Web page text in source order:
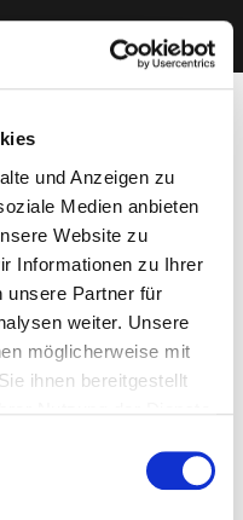
und Anzeigen zu
Medien anbieten
Website zu
Informationen zu Ihrer
unsere Partner für
weiter. Unsere
möglicherweise mit
ihnen bereitgestellt
weiterhin nutzen.